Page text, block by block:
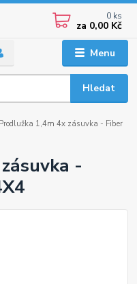
Menu
Hledat
0 ks
za 0,00 Kč
Prodlužka 1,4m 4x zásuvka - Fiber
-